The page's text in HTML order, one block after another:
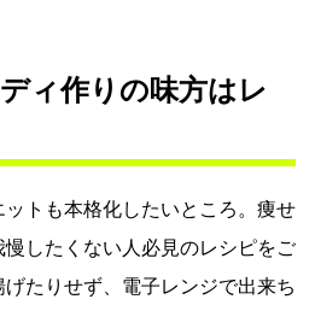
ィ作りの味方はレ
トも本格化したいところ。痩せ
したくない人必見のレシピをご
たりせず、電子レンジで出来ち